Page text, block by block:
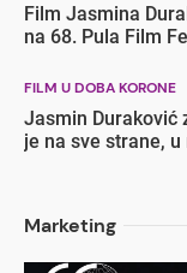
Film Jasmina
na 68. Pula Film
FILM U DOBA KORONE
Jasmin Duraković
je na sve strane,
Marketing